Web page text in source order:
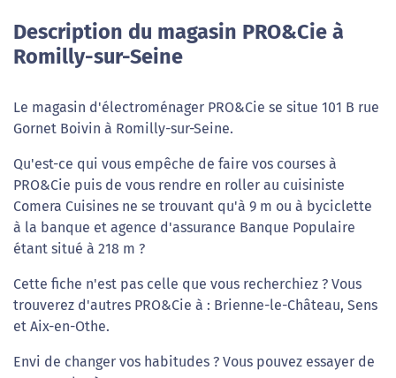
Description du magasin PRO&Cie à
Romilly-sur-Seine
Le magasin d'électroménager PRO&Cie se situe 101 B rue
Gornet Boivin à Romilly-sur-Seine.
Qu'est-ce qui vous empêche de faire vos courses à
PRO&Cie puis de vous rendre en roller au cuisiniste
Comera Cuisines ne se trouvant qu'à 9 m ou à byciclette
à la banque et agence d'assurance Banque Populaire
étant situé à 218 m ?
Cette fiche n'est pas celle que vous recherchiez ? Vous
trouverez d'autres PRO&Cie à : Brienne-le-Château, Sens
et Aix-en-Othe.
Envi de changer vos habitudes ? Vous pouvez essayer de